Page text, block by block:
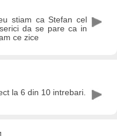
stiam ca Stefan cel
da se pare ca in
ce zice
la 6 din 10 intrebari.